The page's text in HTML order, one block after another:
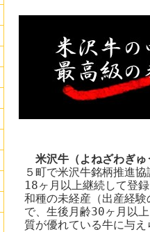
米沢牛（よねざわぎゅ
５町で米沢牛銘柄推進
18ヶ月以上継続して登
和種の未経産（出産経
で、生後月齢30ヶ月以
質が優れている牛に与え